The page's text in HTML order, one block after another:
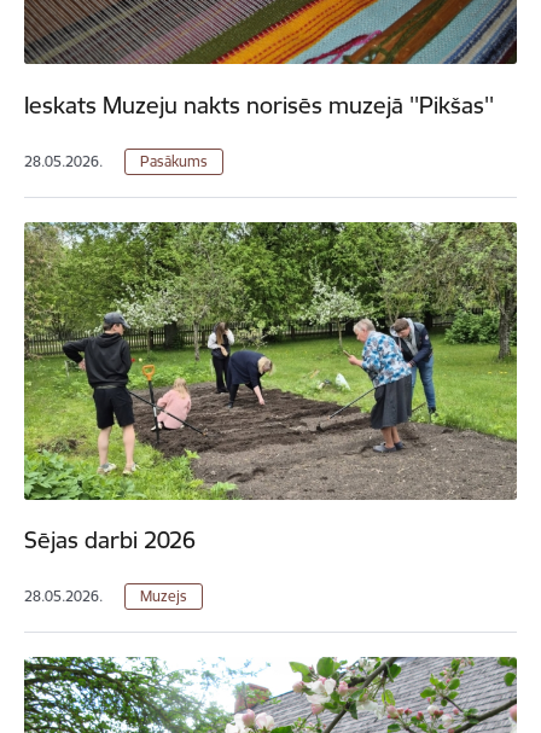
Ieskats Muzeju nakts norisēs muzejā ''Pikšas''
28.05.2026. Pasākums
Sējas darbi 2026
28.05.2026. Muzejs